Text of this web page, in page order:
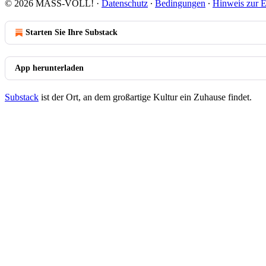
© 2026 MASS-VOLL! · Datenschutz ∙ Bedingungen ∙ Hinweis zur
Starten Sie Ihre Substack
App herunterladen
Substack ist der Ort, an dem großartige Kultur ein Zuhause findet.